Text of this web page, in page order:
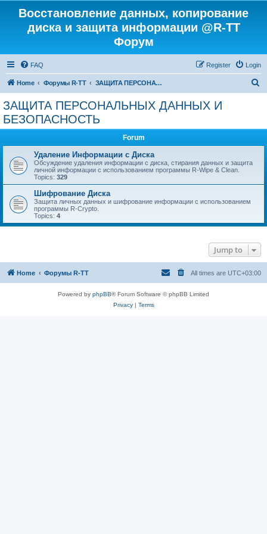
Восстановление данных, копирование
диска и защита информации @R-TT
Форум
FAQ Login
Register
Home Форумы R-TT ЗАЩИТА ПЕРСОНАЛЬНЫХ ДАННЫХ И БЕЗОПАСНОСТЬ
ЗАЩИТА ПЕРСОНАЛЬНЫХ ДАННЫХ И
БЕЗОПАСНОСТЬ
Forum
Удаление Информации с Диска
Обсуждение удаления информации с диска, стирания данных и защита
личной информации с использованием программы R-Wipe & Clean.
Topics: 329
Шифрование Диска
Защита личных данных и шифрование информации с использованием
программы R-Crypto.
Topics: 4
Jump to
Home Форумы R-TT All times are UTC+03:00
Powered by phpBB® Forum Software © phpBB Limited
Privacy| Terms